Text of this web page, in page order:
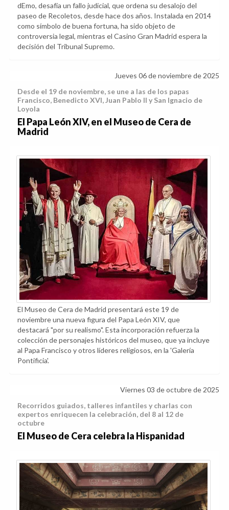
dEmo, desafía un fallo judicial, que ordena su desalojo del
paseo de Recoletos, desde hace dos años. Instalada en 2014
como símbolo de buena fortuna, ha sido objeto de
controversia legal, mientras el Casino Gran Madrid espera la
decisión del Tribunal Supremo.
Jueves 06 de noviembre de 2025
Desde el 19 de noviembre, se une a las de los papas
Francisco, Benedicto XVI, Juan Pablo II y San Ignacio de
Loyola
El Papa León XIV, en el Museo de Cera de
Madrid
El Museo de Cera de Madrid presentará este 19 de
noviembre una nueva figura del Papa León XIV, que
destacará "por su realismo". Esta incorporación refuerza la
colección de personajes históricos del museo, que ya incluye
al Papa Francisco y otros líderes religiosos, en la 'Galería
Pontificia'.
Viernes 03 de octubre de 2025
Recorridos guiados, talleres infantiles y charlas con
expertos enriquecen la celebración, del 8 al 12 de
octubre
El Museo de Cera celebra la Hispanidad